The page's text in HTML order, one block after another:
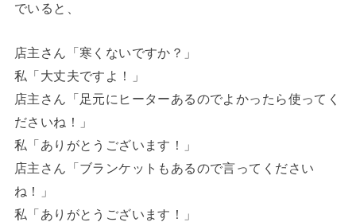
でいると、
店主さん「寒くないですか？」
私「大丈夫ですよ！」
店主さん「足元にヒーターあるのでよかったら使ってく
ださいね！」
私「ありがとうございます！」
店主さん「ブランケットもあるので言ってください
ね！」
私「ありがとうございます！」